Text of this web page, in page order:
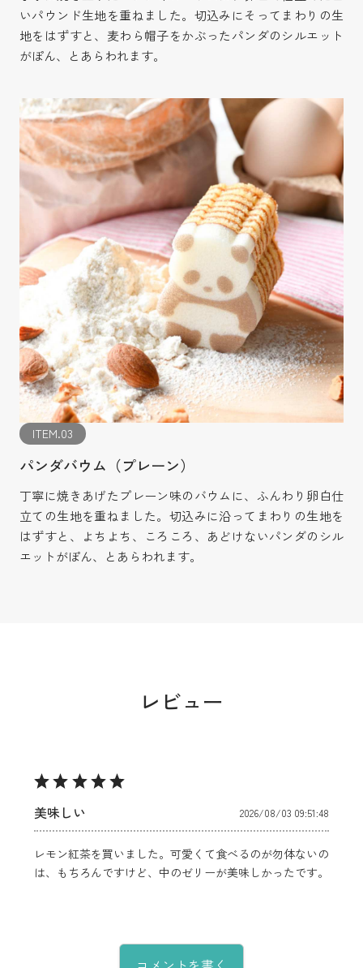
いパウンド生地を重ねました。切込みにそってまわりの生
地をはずすと、麦わら帽子をかぶったパンダのシルエット
がぽん、とあらわれます。
ITEM.03
パンダバウム（プレーン）
丁寧に焼きあげたプレーン味のバウムに、ふんわり卵白仕
立ての生地を重ねました。切込みに沿ってまわりの生地を
はずすと、よちよち、ころころ、あどけないパンダのシル
エットがぽん、とあらわれます。
レビュー
美味しい 2026/08/03 09:51:48
レモン紅茶を買いました。可愛くて食べるのが勿体ないの
は、もちろんですけど、中のゼリーが美味しかったです。